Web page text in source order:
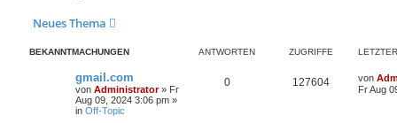
Neues Thema
BEKANNTMACHUNGEN ANTWORTEN ZUGRIFFE
gmail.com
von Administrator» Fr
Aug 09, 2024 3:06 pm »
in Off-Topic
0 127604 von
Fr Aug